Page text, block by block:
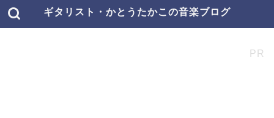
ギタリスト・かとうたかこの音楽ブログ
PR